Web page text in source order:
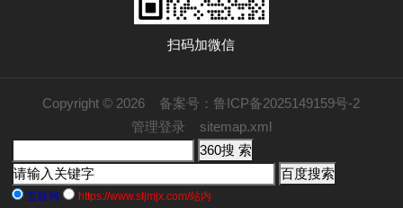
扫码加微信
Copyright © 2026 备案号：鲁ICP备2025149159号-2
管理登录
sitemap.xml
互联网 https://www.sljmjx.com/站内